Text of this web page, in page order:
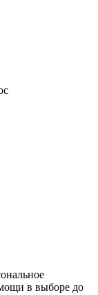
в выборе до